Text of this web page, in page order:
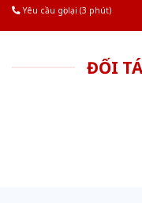
Yêu cầu gọi lại (3 phút)
ĐỐI